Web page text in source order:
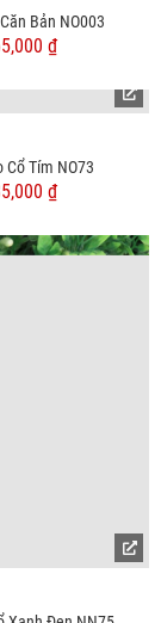
Bản NO003
₫
Cổ Tím NO73
₫